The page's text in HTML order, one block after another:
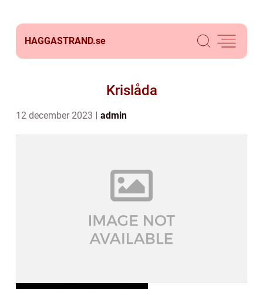
HAGGASTRAND.se
Krislåda
12 december 2023 admin